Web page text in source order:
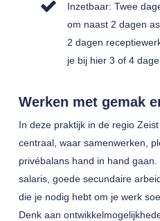
Inzetbaar: Twee
om naast 2 dagen
2 dagen
je bij hier 3 of 4
Werken met gemak
In deze praktijk in de regio
centraal, waar samenwerken,
privébalans hand in hand
salaris, goede secundaire
die je nodig hebt om je werk
Denk aan